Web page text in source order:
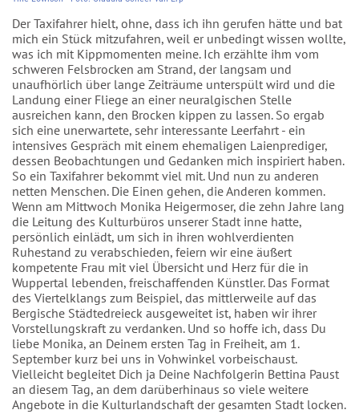
Der Taxifahrer hielt, ohne, dass ich ihn gerufen hätte und bat
mich ein Stück mitzufahren, weil er unbedingt wissen wollte,
was ich mit Kippmomenten meine. Ich erzählte ihm vom
schweren Felsbrocken am Strand, der langsam und
unaufhörlich über lange Zeiträume unterspült wird und die
Landung einer Fliege an einer neuralgischen Stelle
ausreichen kann, den Brocken kippen zu lassen. So ergab
sich eine unerwartete, sehr interessante Leerfahrt - ein
intensives Gespräch mit einem ehemaligen Laienprediger,
dessen Beobachtungen und Gedanken mich inspiriert haben.
So ein Taxifahrer bekommt viel mit. Und nun zu anderen
netten Menschen. Die Einen gehen, die Anderen kommen.
Wenn am Mittwoch Monika Heigermoser, die zehn Jahre lang
die Leitung des Kulturbüros unserer Stadt inne hatte,
persönlich einlädt, um sich in ihren wohlverdienten
Ruhestand zu verabschieden, feiern wir eine äußert
kompetente Frau mit viel Übersicht und Herz für die in
Wuppertal lebenden, freischaffenden Künstler. Das Format
des Viertelklangs zum Beispiel, das mittlerweile auf das
Bergische Städtedreieck ausgeweitet ist, haben wir ihrer
Vorstellungskraft zu verdanken. Und so hoffe ich, dass Du
liebe Monika, an Deinem ersten Tag in Freiheit, am 1.
September kurz bei uns in Vohwinkel vorbeischaust.
Vielleicht begleitet Dich ja Deine Nachfolgerin Bettina Paust
an diesem Tag, an dem darüberhinaus so viele weitere
Angebote in die Kulturlandschaft der gesamten Stadt locken.